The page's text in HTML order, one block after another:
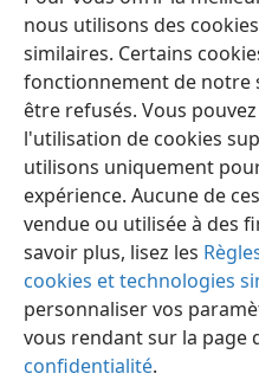
nous utilisons des
similaires. Certains
fonctionnement de notre
être refusés. Vous
l'utilisation de cookies
utilisons uniquement
expérience. Aucune de
vendue ou utilisée à des
savoir plus, lisez les
cookies et technologies
personnaliser vos
vous rendant sur la page
confidentialité.
ce commandement :
aimer son frère+.
Français
Copyright © 2026 Watch Tower
Conditions d’utilisation
Paramètres de